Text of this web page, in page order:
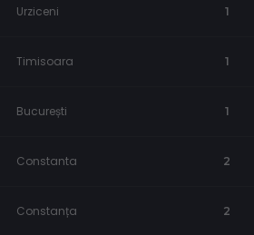
Urziceni 1
Timisoara 1
București 1
Constanta 2
Constanța 2